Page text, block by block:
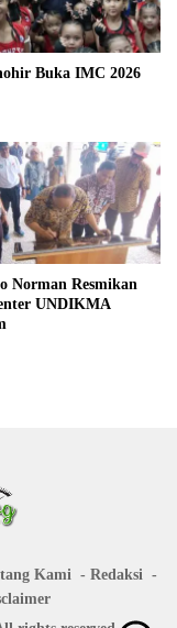
Buka IMC 2026
Norman Resmikan
UNDIKMA
Kami
Redaksi